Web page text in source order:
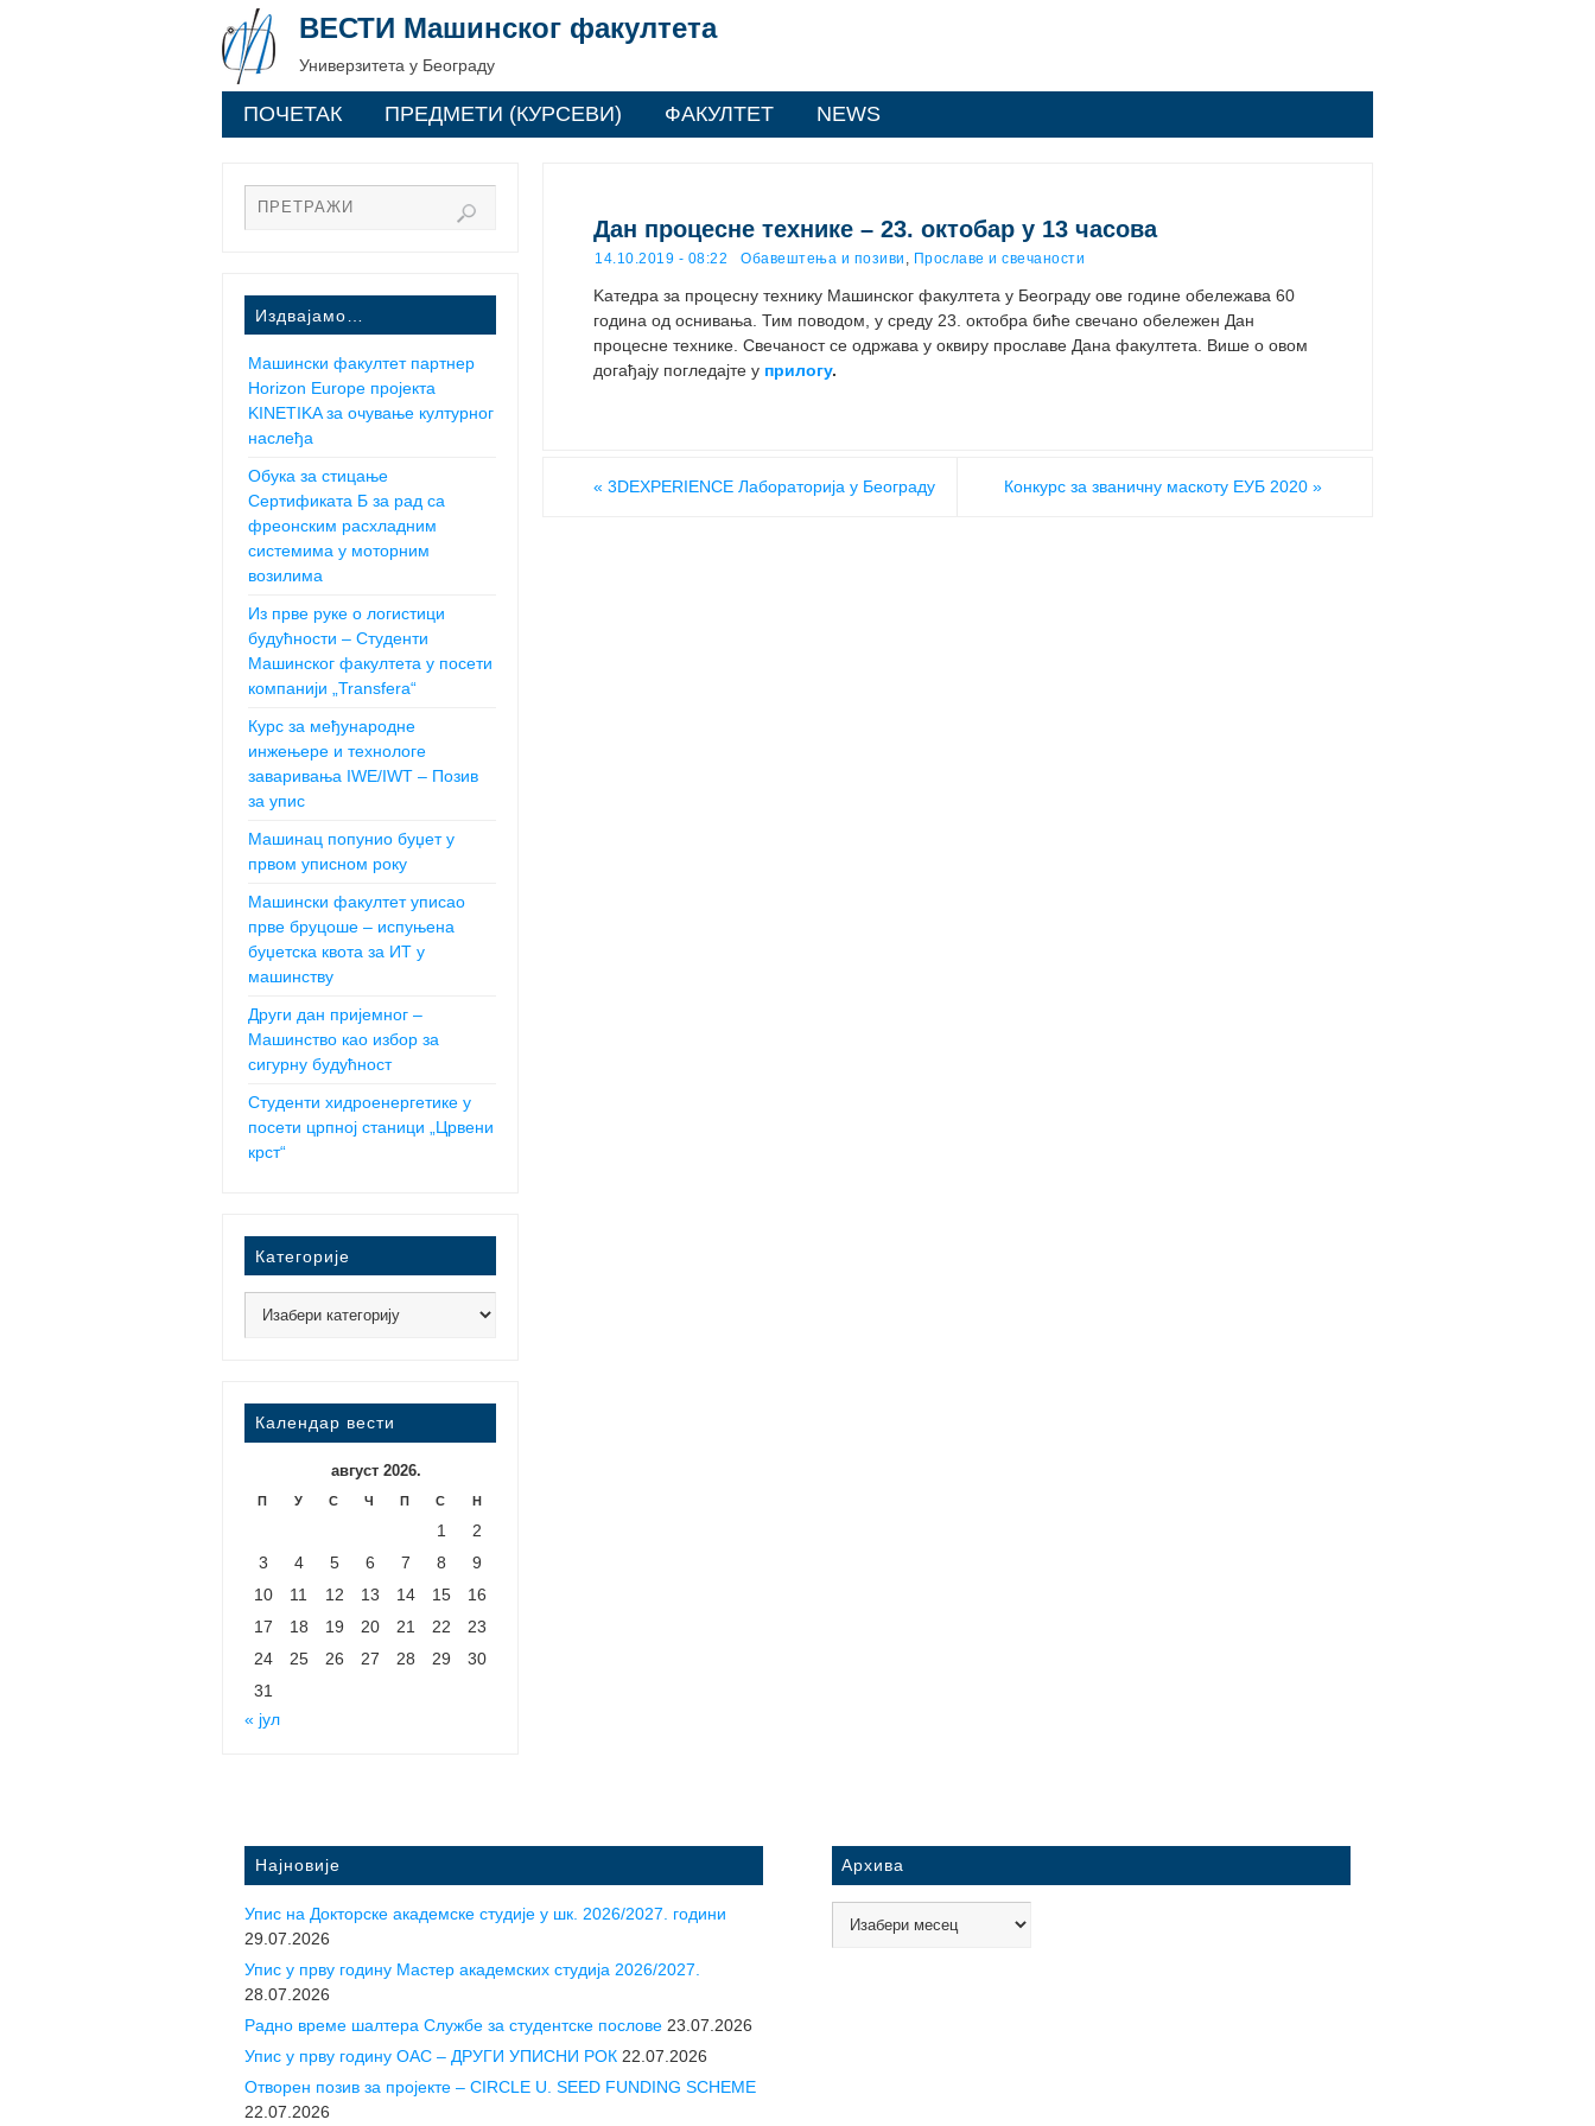
ВЕСТИ Машинског факултета
Универзитета у Београду
ПОЧЕТАК ПРЕДМЕТИ (КУРСЕВИ) ФАКУЛТЕТ NEWS
Дан процесне технике – 23. октобар у 13 часова
14.10.2019 - 08:22 Обавештења и позиви , Прославе и свечаности
Kaтедра за процесну технику Машинског факултета у Београду ове године обележава 60
година од оснивања. Тим поводом, у среду 23. октобра биће свечано обележен Дан
процесне технике. Свечаност се одржава у оквиру прославе Дана факултета. Више о овом
догађају погледајте у прилогу.
« 3DEXPERIENCE Лабораторија у Београду Конкурс за званичну маскоту ЕУБ 2020 »
Издвајамо…
Машински факултет партнер
Horizon Europe пројекта
KINETIKA за очување културног
наслеђа
Обука за стицање
Сертификата Б за рад са
фреонским расхладним
системима у моторним
возилима
Из прве руке о логистици
будућности – Студенти
Машинског факултета у посети
компанији „Transfera“
Курс за међународне
инжењере и технологе
заваривања IWE/IWT – Позив
за упис
Машинац попунио буџет у
првом уписном року
Машински факултет уписао
прве бруцоше – испуњена
буџетска квота за ИТ у
машинству
Други дан пријемног –
Машинство као избор за
сигурну будућност
Студенти хидроенергетике у
посети црпној станици „Црвени
крст“
Категорије
Календар вести
август 2026.
П У С Ч П С Н
1
2
3
4 5 6 7 8
9
10
11 12 13 14 15
16
17
18 19 20 21 22
23
24
25 26 27 28 29
30
31
« јул
Најновије
Упис на Докторске академске студије у шк. 2026/2027. години
29.07.2026
Упис у прву годину Mастер академских студија 2026/2027.
28.07.2026
Радно време шалтера Службе за студентске послове 23.07.2026
Упис у прву годину ОАС – ДРУГИ УПИСНИ РОК 22.07.2026
Отворен позив за пројекте – CIRCLE U. SEED FUNDING SCHEME
22.07.2026
Архива